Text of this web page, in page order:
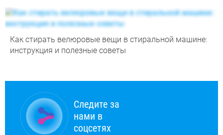
Как стирать велюровые вещи в стиральной машине:
инструкция и полезные советы
Следите за
нами в
соцсетях